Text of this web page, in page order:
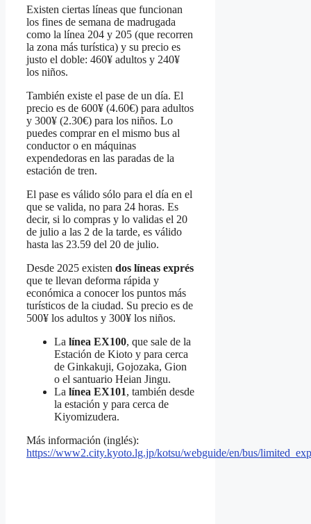
Existen ciertas líneas que funcionan
los fines de semana de madrugada
como la línea 204 y 205 (que recorren
la zona más turística) y su precio es
justo el doble: 460¥ adultos y 240¥
los niños.
También existe el pase de un día. El
precio es de 600¥ (4.60€) para adultos
y 300¥ (2.30€) para los niños. Lo
puedes comprar en el mismo bus al
conductor o en máquinas
expendedoras en las paradas de la
estación de tren.
El pase es válido sólo para el día en el
que se valida, no para 24 horas. Es
decir, si lo compras y lo validas el 20
de julio a las 2 de la tarde, es válido
hasta las 23.59 del 20 de julio.
Desde 2025 existen dos líneas exprés
que te llevan deforma rápida y
económica a conocer los puntos más
turísticos de la ciudad. Su precio es de
500¥ los adultos y 300¥ los niños.
La línea EX100, que sale de la
Estación de Kioto y para cerca
de Ginkakuji, Gojozaka, Gion
o el santuario Heian Jingu.
La línea EX101, también desde
la estación y para cerca de
Kiyomizudera.
Más información (inglés):
https://www2.city.kyoto.lg.jp/kotsu/webguide/en/bus/